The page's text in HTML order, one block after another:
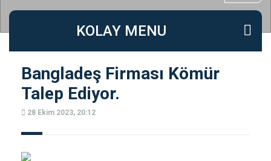
KOLAY MENU
Bangladeş Firması Kömür
Talep Ediyor.
28 Ekim 2023, 20:12